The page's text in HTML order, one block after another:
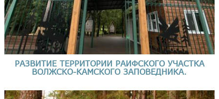
РАЗВИТИЕ ТЕРРИТОРИИ РАИФСКОГО УЧАСТКА
ВОЛЖСКО-КАМСКОГО ЗАПОВЕДНИКА.